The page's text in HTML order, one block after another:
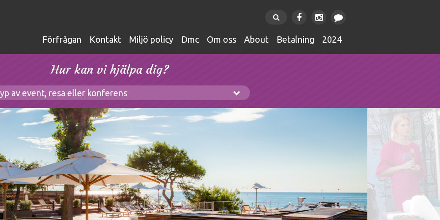
förfrågan kontakt miljö policy dmc om oss about betalning 2024
Hur kan vi hjälpa dig?
av event, resa eller konferens